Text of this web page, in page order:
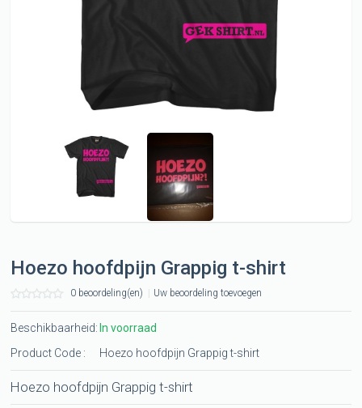
Hoezo hoofdpijn Grappig t-shirt
0 beoordeling(en) Uw beoordeling toevoegen
Beschikbaarheid: In voorraad
Product Code :
Hoezo hoofdpijn Grappig t-shirt
Hoezo hoofdpijn Grappig t-shirt